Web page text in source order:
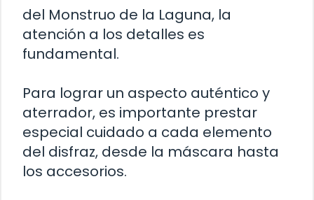
del Monstruo de la Laguna, la
atención a los detalles es
fundamental.
Para lograr un aspecto auténtico y
aterrador, es importante prestar
especial cuidado a cada elemento
del disfraz, desde la máscara hasta
los accesorios.